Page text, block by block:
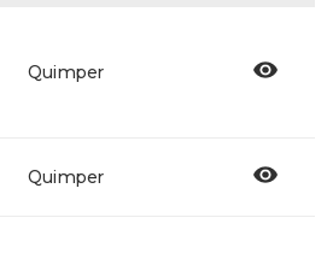
Quimper
Quimper